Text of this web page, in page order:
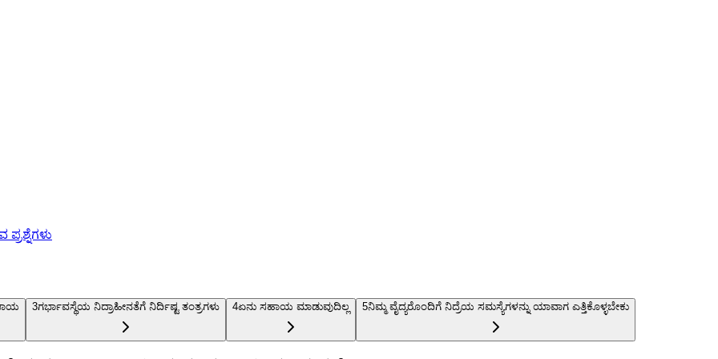
ಪ್ರಶ್ನೆಗಳು
3ಗರ್ಭಾವಸ್ಥೆಯ ನಿದ್ರಾಹೀನತೆಗೆ ನಿರ್ದಿಷ್ಟ ತಂತ್ರಗಳು 4ಏನು ಸಹಾಯ ಮಾಡುವುದಿಲ್ಲ 5ನಿಮ್ಮ ವೈದ್ಯರೊಂದಿಗೆ ನಿದ್ರೆಯ ಸಮಸ್ಯೆಗಳನ್ನು ಯಾವಾಗ ಎತ್ತಿಕೊಳ್ಳಬೇಕು